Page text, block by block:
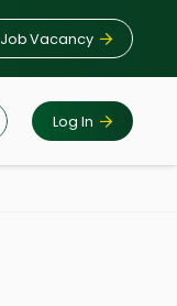
Job Vacancy
Log In